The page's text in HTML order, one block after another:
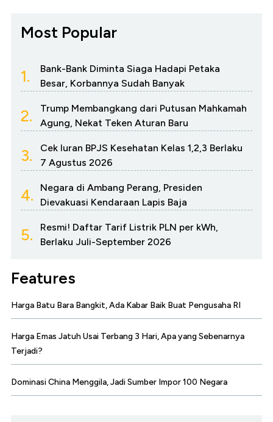
Most Popular
1.
Bank-Bank Diminta Siaga Hadapi Petaka
Besar, Korbannya Sudah Banyak
2.
Trump Membangkang dari Putusan Mahkamah
Agung, Nekat Teken Aturan Baru
3.
Cek Iuran BPJS Kesehatan Kelas 1,2,3 Berlaku
7 Agustus 2026
4.
Negara di Ambang Perang, Presiden
Dievakuasi Kendaraan Lapis Baja
5.
Resmi! Daftar Tarif Listrik PLN per kWh,
Berlaku Juli-September 2026
Features
Harga Batu Bara Bangkit, Ada Kabar Baik Buat Pengusaha RI
Harga Emas Jatuh Usai Terbang 3 Hari, Apa yang Sebenarnya
Terjadi?
Dominasi China Menggila, Jadi Sumber Impor 100 Negara